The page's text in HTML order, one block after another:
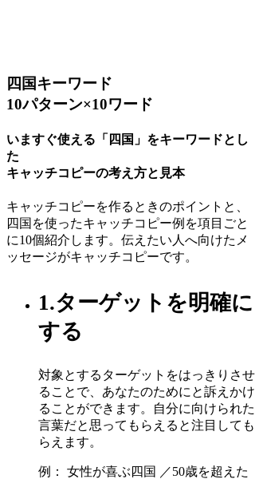
四国キーワード
10パターン×10ワード
いますぐ使える「四国」をキーワードとし
た
キャッチコピーの考え方と見本
キャッチコピーを作るときのポイントと、
四国を使ったキャッチコピー例を項目ごと
に10個紹介します。伝えたい人へ向けたメ
ッセージがキャッチコピーです。
1.ターゲットを明確に
する
対象とするターゲットをはっきりさせ
ることで、あなたのためにと訴えかけ
ることができます。自分に向けられた
言葉だと思ってもらえると注目しても
らえます。
例： 女性が喜ぶ四国 ／50歳を超えた